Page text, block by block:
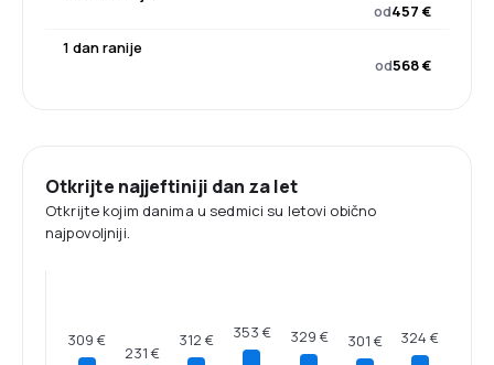
od457 €
1 dan ranije
od568 €
Otkrijte najjeftiniji dan za let
Otkrijte kojim danima u sedmici su letovi obično
najpovoljniji.
309 €
231 €
312 € 353 € 329 € 301 € 324 €